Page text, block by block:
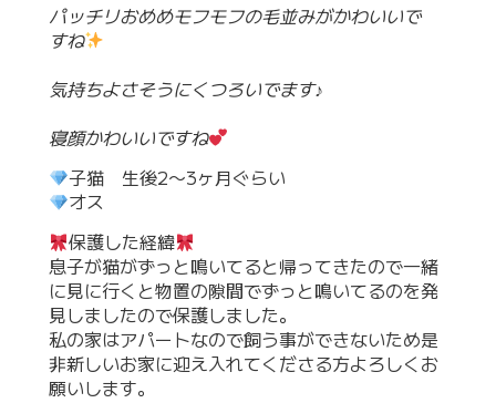
パッチリおめめモフモフの毛並みがかわいいで
すね
気持ちよさそうにくつろいでます♪
寝顔かわいいですね
子猫 生後2〜3ヶ月ぐらい
オス
保護した経緯
息子が猫がずっと鳴いてると帰ってきたので一緒
に見に行くと物置の隙間でずっと鳴いてるのを発
見しましたので保護しました。
私の家はアパートなので飼う事ができないため是
非新しいお家に迎え入れてくださる方よろしくお
願いします。